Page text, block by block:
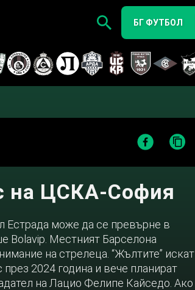
БГ ФУТБОЛ
на ЦСКА-София
Естрада може да се превърне в
Bolavip. Местният Барселона
на стрелеца. “Жълтите” искат
2024 година и вече планират
на Лацио Фелипе Кайседо. Ако